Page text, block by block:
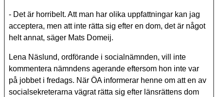
- Det är horribelt. Att man har olika uppfattningar kan jag
acceptera, men att inte rätta sig efter en dom, det är något
helt annat, säger Mats Domeij.
Lena Näslund, ordförande i socialnämnden, vill inte
kommentera nämndens agerande eftersom hon inte var
på jobbet i fredags. När ÖA informerar henne om att en av
socialsekreterarna vägrat rätta sig efter länsrättens dom